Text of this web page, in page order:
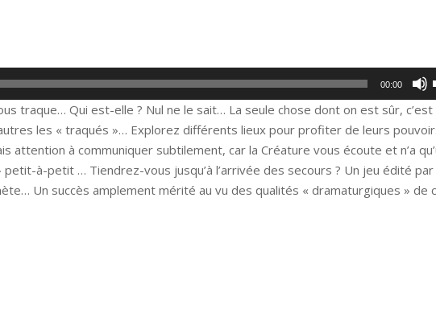
00:00
traque… Qui est-elle ? Nul ne le sait… La seule chose dont on est sûr, c’est
les « traqués »… Explorez différents lieux pour profiter de leurs
à communiquer subtilement, car la Créature vous écoute et n’a
à-petit … Tiendrez-vous jusqu’à l’arrivée des secours ? Un jeu édité par
Un succès amplement mérité au vu des qualités « dramaturgiques » de